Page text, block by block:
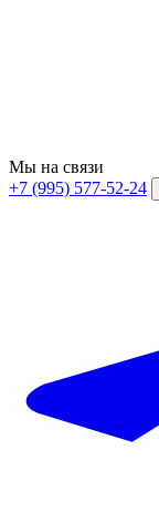
Мы на связи
+7 (995) 577-52-24